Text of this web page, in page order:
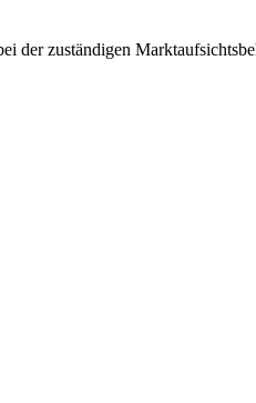
der zuständigen